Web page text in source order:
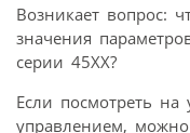
Возникает вопрос:
значения
серии 45XX?
Если посмотреть на
управлением,